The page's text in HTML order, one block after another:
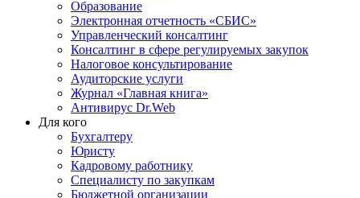
Образование
Электронная отчетность «СБИС»
Управленческий консалтинг
Консалтинг в сфере регулируемых закупок
Налоговое консультирование
Аудиторские услуги
Журнал «Главная книга»
Антивирус Dr.Web
Для кого
Бухгалтеру
Юристу
Кадровому работнику
Специалисту по закупкам
Бюджетной организации